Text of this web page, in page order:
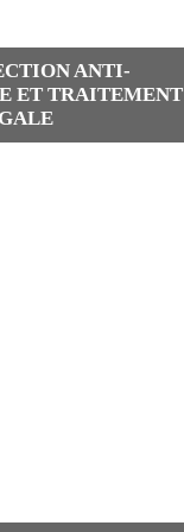
ANTI-
ET TRAITEMENT
GALE